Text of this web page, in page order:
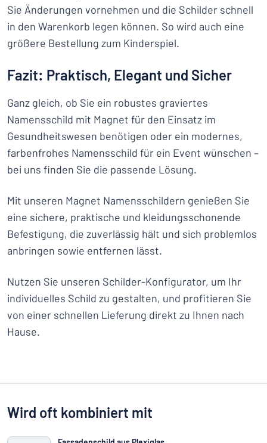
Sie Änderungen vornehmen und die Schilder schnell
in den Warenkorb legen können. So wird auch eine
größere Bestellung zum Kinderspiel.
Fazit: Praktisch, Elegant und Sicher
Ganz gleich, ob Sie ein robustes graviertes
Namensschild mit Magnet für den Einsatz im
Gesundheitswesen benötigen oder ein modernes,
farbenfrohes Namensschild für ein Event wünschen –
bei uns finden Sie die passende Lösung.
Mit unseren Magnet Namensschildern genießen Sie
eine sichere, praktische und kleidungsschonende
Befestigung, die zuverlässig hält und sich problemlos
anbringen sowie entfernen lässt.
Nutzen Sie unseren Schilder-Konfigurator, um Ihr
individuelles Schild zu gestalten, und profitieren Sie
von einer schnellen Lieferung direkt zu Ihnen nach
Hause.
Wird oft kombiniert mit